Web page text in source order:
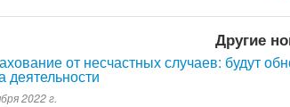
Другие
от несчастных случаев: будут
деятельности
2022 г.